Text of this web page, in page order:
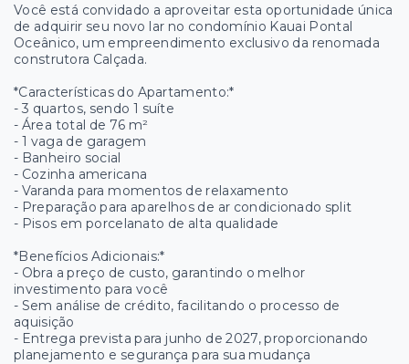
Você está convidado a aproveitar esta oportunidade única
de adquirir seu novo lar no condomínio Kauai Pontal
Oceânico, um empreendimento exclusivo da renomada
construtora Calçada.
*Características do Apartamento:*
- 3 quartos, sendo 1 suíte
- Área total de 76 m²
- 1 vaga de garagem
- Banheiro social
- Cozinha americana
- Varanda para momentos de relaxamento
- Preparação para aparelhos de ar condicionado split
- Pisos em porcelanato de alta qualidade
*Benefícios Adicionais:*
- Obra a preço de custo, garantindo o melhor
investimento para você
- Sem análise de crédito, facilitando o processo de
aquisição
- Entrega prevista para junho de 2027, proporcionando
planejamento e segurança para sua mudança